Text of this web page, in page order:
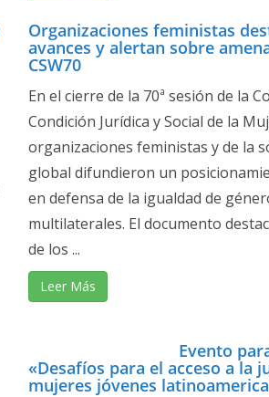
Organizaciones feministas
avances y alertan sobre
CSW70
En el cierre de la 70ª sesión de la
Condición Jurídica y Social de la
organizaciones feministas y de la
global difundieron un
en defensa de la igualdad de
multilaterales. El documento
de los ...
Leer Más
Evento
«Desafíos para el acceso a la
mujeres jóvenes